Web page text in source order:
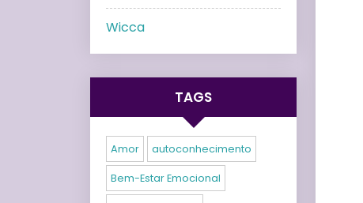
Wicca
TAGS
Amor autoconhecimento
Bem-Estar Emocional